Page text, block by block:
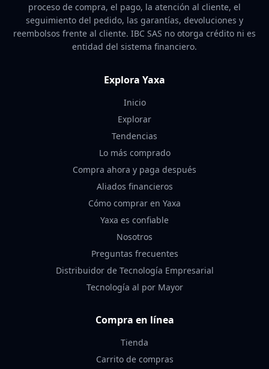
proceso de compra, el pago, la atención al cliente, el
seguimiento del pedido, las garantías, devoluciones y
reembolsos frente al cliente. IBC SAS no otorga crédito ni es
entidad del sistema financiero.
Explora Yaxa
Inicio
Explorar
Tendencias
Lo más comprado
Compra ahora y paga después
Aliados financieros
Cómo comprar en Yaxa
Yaxa es confiable
Nosotros
Preguntas frecuentes
Distribuidor de Tecnología Empresarial
Tecnología al por Mayor
Compra en línea
Tienda
Carrito de compras